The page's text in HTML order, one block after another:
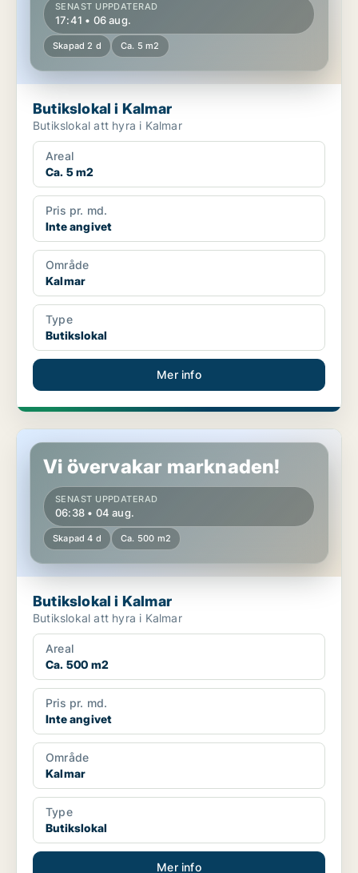
SENAST UPPDATERAD
17:41 • 06 aug.
Skapad 2 d Ca. 5 m2
Butikslokal i Kalmar
Butikslokal att hyra i Kalmar
Areal
Ca. 5 m2
Pris pr. md.
Inte angivet
Område
Kalmar
Type
Butikslokal
Mer info
Butikslokal i Kalmar
Vi övervakar marknaden!
SENAST UPPDATERAD
06:38 • 04 aug.
Skapad 4 d Ca. 500 m2
Butikslokal i Kalmar
Butikslokal att hyra i Kalmar
Areal
Ca. 500 m2
Pris pr. md.
Inte angivet
Område
Kalmar
Type
Butikslokal
Mer info